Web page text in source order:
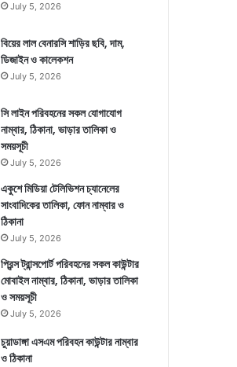
July 5, 2026
বিয়ের লাল বেনারসি শাড়ির ছবি, দাম,
ডিজাইন ও কালেকশন
July 5, 2026
সি লাইন পরিবহনের সকল যোগাযোগ
নাম্বার, ঠিকানা, ভাড়ার তালিকা ও
সময়সূচী
July 5, 2026
একুশে মিডিয়া টেলিভিশন চ্যানেলের
সাংবাদিকের তালিকা, ফোন নাম্বার ও
ঠিকানা
July 5, 2026
প্রিন্স ট্রান্সপোর্ট পরিবহনের সকল কাউন্টার
মোবাইল নাম্বার, ঠিকানা, ভাড়ার তালিকা
ও সময়সূচী
July 5, 2026
চুয়াডাঙ্গা এসএম পরিবহন কাউন্টার নাম্বার
ও ঠিকানা